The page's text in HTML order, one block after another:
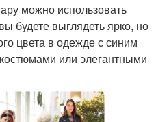
можно использовать
будете выглядеть ярко, но
цвета в одежде с синим
или элегантными